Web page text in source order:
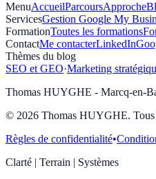
MenuAccueilParcoursApproche
ServicesGestion Google My
FormationToutes les formations
ContactMe contacterLinkedIn
Thèmes du blog
SEO et GEO·Marketing
Thomas HUYGHE - Marcq-en-
© 2026 Thomas HUYGHE. Tous
Règles de confidentialité•
Clarté | Terrain | Systèmes